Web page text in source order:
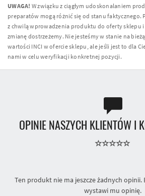
UWAGA! W związku z ciągłym udoskonalaniem
preparatów mogą różnić się od stanu faktycznego.
z chwilą wprowadzenia produktu do oferty sklepu
zmianę dostrzeżemy. Nie jesteśmy w stanie na
wartości INCI w ofercie sklepu, ale jeśli jest to dla
nami w celu weryfikacji konkretnej pozycji.
OPINIE NASZYCH KLIENTÓW I
Ten produkt nie ma jeszcze żadnych
wystawi mu opinię.